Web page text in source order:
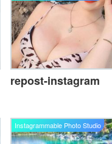
repost-instagram
Instagrammable Photo Studio